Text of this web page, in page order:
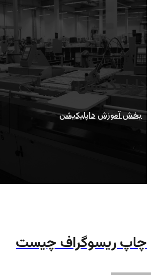
داپلیکیشن
بخش آموزش داپلیکیشن
چاپ ریسوگراف چیست